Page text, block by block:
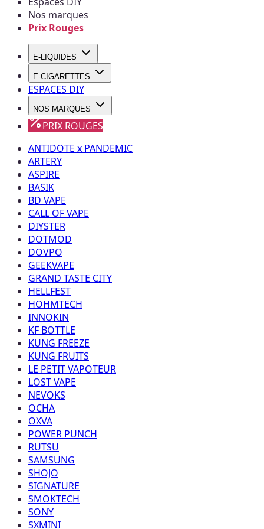
Nos marques
Prix Rouges
E-LIQUIDES
E-CIGARETTES
ESPACES DIY
NOS MARQUES
PRIX ROUGES
ANTIDOTE x PANDEMIC
ARTERY
ASPIRE
BASIK
BD VAPE
CALL OF VAPE
DIYSTER
DOTMOD
DOVPO
GEEKVAPE
GRAND TASTE CITY
HELLFEST
HOHMTECH
INNOKIN
KF BOTTLE
KUNG FREEZE
KUNG FRUITS
LE PETIT VAPOTEUR
LOST VAPE
NEVOKS
OCHA
OXVA
POWER PUNCH
RUTSU
SAMSUNG
SHOJO
SIGNATURE
SMOKTECH
SONY
SXMINI